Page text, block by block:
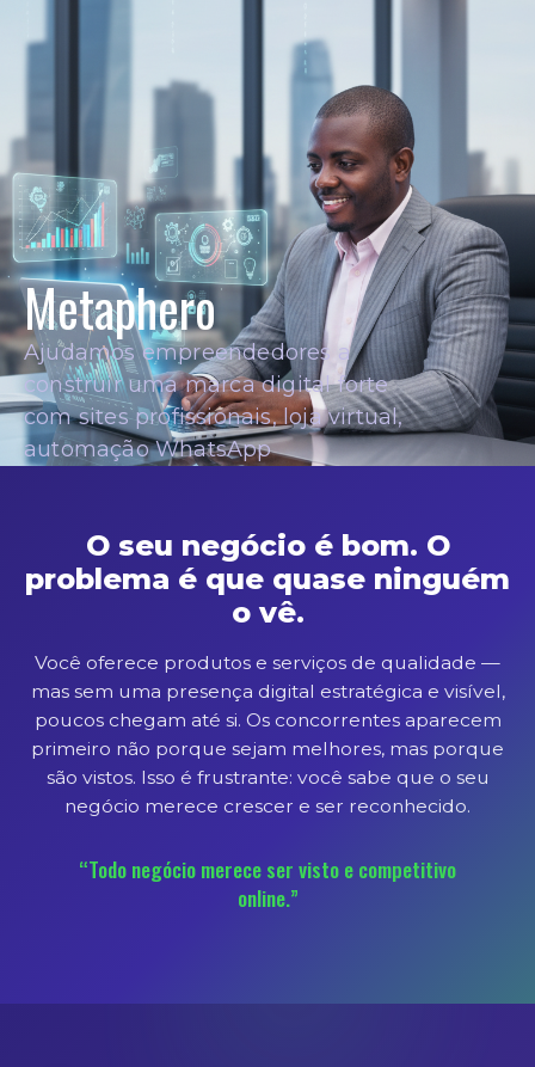
Metaphero
Ajudamos empreendedores a
construir uma marca digital forte
com sites profissionais, loja virtual,
automação WhatsApp
O seu negócio é bom. O
problema é que quase ninguém
o vê.
Você oferece produtos e serviços de qualidade —
mas sem uma presença digital estratégica e visível,
poucos chegam até si. Os concorrentes aparecem
primeiro não porque sejam melhores, mas porque
são vistos. Isso é frustrante: você sabe que o seu
negócio merece crescer e ser reconhecido.
“Todo negócio merece ser visto e competitivo
online.”